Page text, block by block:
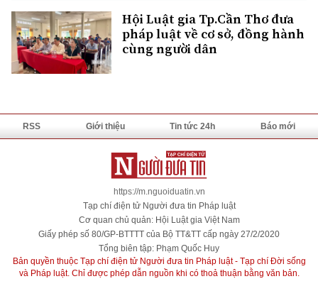
Hội Luật gia Tp.Cần Thơ đưa
pháp luật về cơ sở, đồng hành
cùng người dân
RSS Giới thiệu Tin tức 24h Báo mới
https://m.nguoiduatin.vn
Tạp chí điện tử Người đưa tin Pháp luật
Cơ quan chủ quản: Hội Luật gia Việt Nam
Giấy phép số 80/GP-BTTTT của Bộ TT&TT cấp ngày 27/2/2020
Tổng biên tập: Phạm Quốc Huy
Bản quyền thuộc Tạp chí điện tử Người đưa tin Pháp luật - Tạp chí Đời sống
và Pháp luật. Chỉ được phép dẫn nguồn khi có thoả thuận bằng văn bản.